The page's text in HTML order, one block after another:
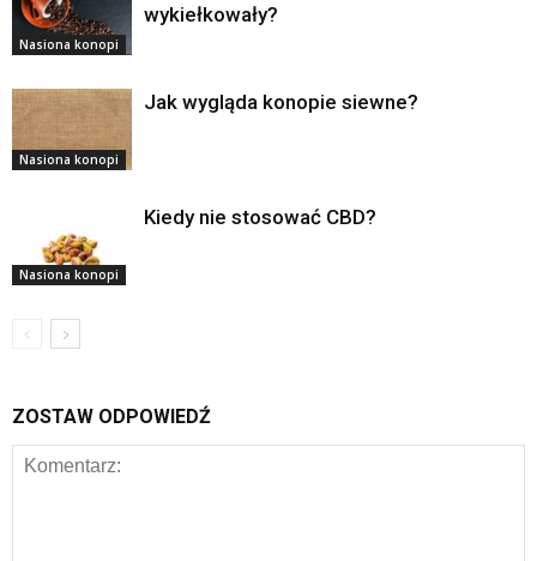
Nasiona konopi
wykiełkowały?
Nasiona konopi
Jak wygląda konopie siewne?
Nasiona konopi
Kiedy nie stosować CBD?
ZOSTAW ODPOWIEDŹ